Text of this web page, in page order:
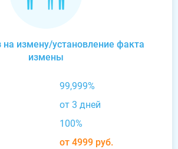
измену/установление факта
измены
99,999%
от 3 дней
100%
от 4999 руб.